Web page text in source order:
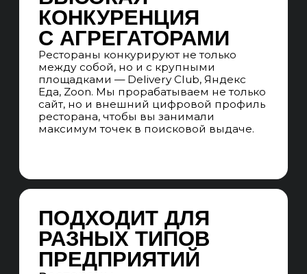
СТРУКТУРА САЙТА
Прорабатываем структуру сайта
на основе семантики. Формируем
наглядную mindmap-структуру сайта,
учитываем все кластеры
семантического ядра и проектируем
для каждого отдельную посадочную
страницу.
СОСТАВЛЕНИЕ УТП
Создаём уникальное торговое
предложение для вашего бизнеса
ПО ПОВОДАМ
Люди выбирают рестораны по разным
поводам (дни рождения, свадьбы,
свидания и т. д.). Учитываем эти
сегменты и предлагаем релевантный
контент